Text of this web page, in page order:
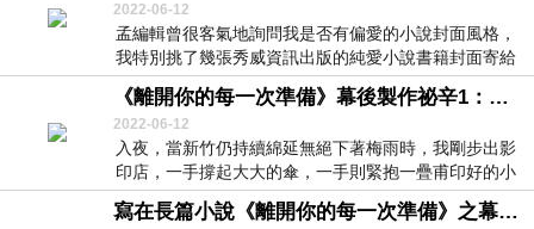
2022-06-12
孟編輯曾很客氣地詢問我是否有偏愛的小說封面風格，
我特別挑了幾張秀威資訊出版的純愛小說書籍封面寄給
孟編...
《離開你的每一次準備》幕後製作祕辛1：關於書名的準備
2022-06-12
入夜，當新竹仍持續綿延無絕下著梅雨時，我剛步出影
印店，一手撐起大大的傘，一手則緊抱一疊甫印好的小
說三...
寫在長篇小說《離開你的每一次準備》之幕後製作祕辛前